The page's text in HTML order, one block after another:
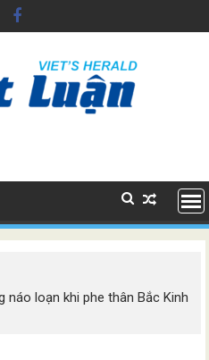
náo loạn khi phe thân Bắc Kinh